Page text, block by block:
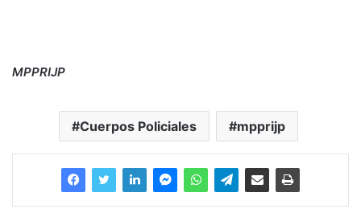
MPPRIJP
Cuerpos Policiales mpprijp